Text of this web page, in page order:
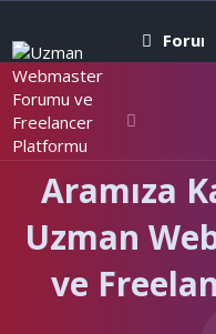
Aramıza
Uzman
ve